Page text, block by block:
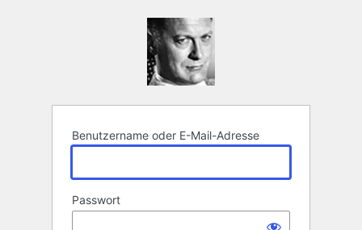
Benutzername oder E-Mail-Adresse
Passwort